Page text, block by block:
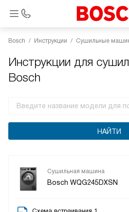
Bosch Инструкции Сушильные
Инструкции для
Bosch
Сушильная машина
Bosch WQG245DXSN